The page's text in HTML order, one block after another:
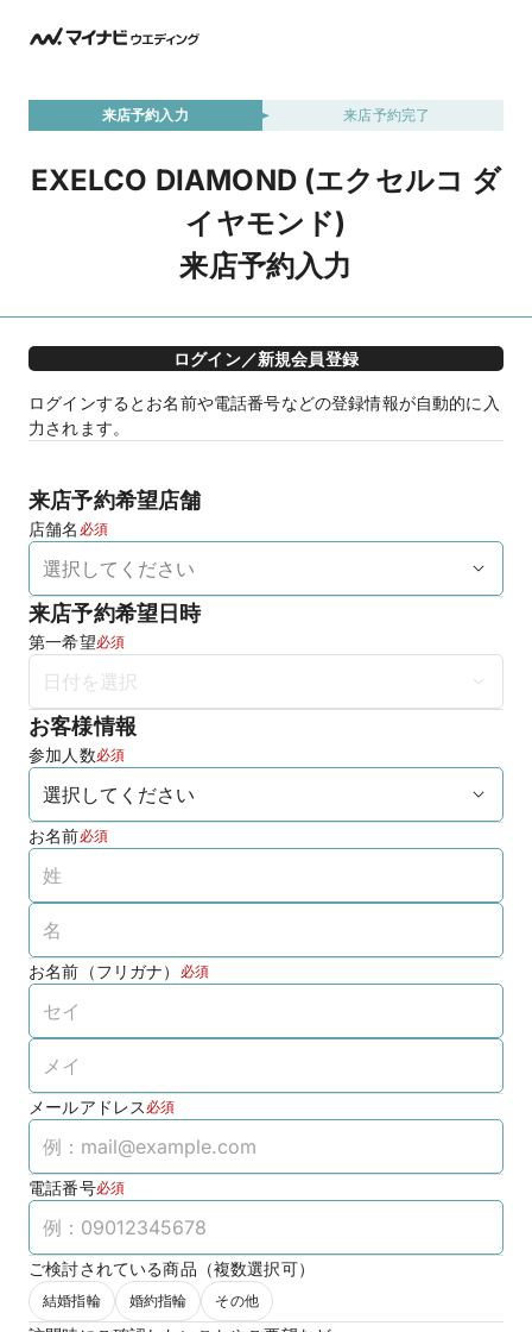
来店予約入力 来店予約完了
EXELCO DIAMOND (エクセルコ ダ
イヤモンド)
来店予約入力
ログイン／新規会員登録
ログインするとお名前や電話番号などの登録情報が自動的に入
力されます。
来店予約希望店舗
店舗名 必須
来店予約希望日時
第一希望必須
お客様情報
参加人数必須
お名前必須
お名前（フリガナ） 必須
メールアドレス 必須
電話番号必須
ご検討されている商品（複数選択可）
結婚指輪 婚約指輪 その他